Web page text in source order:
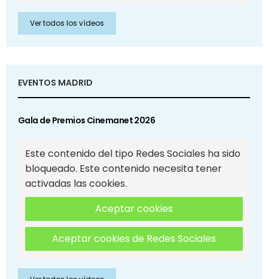
Ver todos los vídeos
EVENTOS MADRID
Gala de Premios Cinemanet 2026
Este contenido del tipo Redes Sociales ha sido
bloqueado. Este contenido necesita tener
activadas las cookies.
Aceptar cookies
Aceptar cookies de Redes Sociales